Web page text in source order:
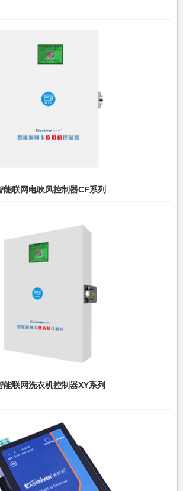
能联网电吹风控制器CF系列
能联网洗衣机控制器XY系列